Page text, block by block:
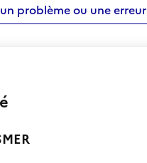
problème ou une erreur